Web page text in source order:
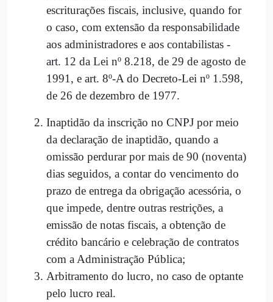
escriturações fiscais, inclusive, quando for
o caso, com extensão da responsabilidade
aos administradores e aos contabilistas -
art. 12 da Lei nº 8.218, de 29 de agosto de
1991, e art. 8º-A do Decreto-Lei nº 1.598,
de 26 de dezembro de 1977.
Inaptidão da inscrição no CNPJ por meio
da declaração de inaptidão, quando a
omissão perdurar por mais de 90 (noventa)
dias seguidos, a contar do vencimento do
prazo de entrega da obrigação acessória, o
que impede, dentre outras restrições, a
emissão de notas fiscais, a obtenção de
crédito bancário e celebração de contratos
com a Administração Pública;
Arbitramento do lucro, no caso de optante
pelo lucro real.